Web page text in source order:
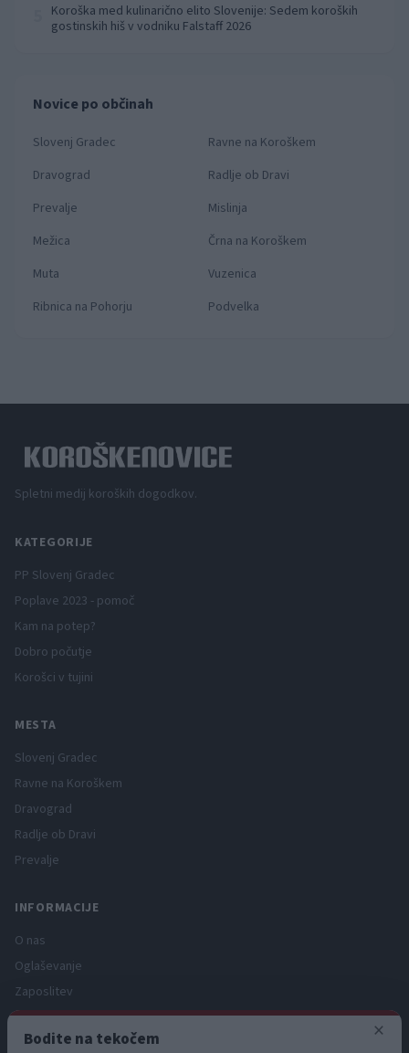
Koroška med kulinarično elito Slovenije: Sedem koroških
gostinskih hiš v vodniku Falstaff 2026
Novice po občinah
Slovenj Gradec
Ravne na Koroškem
Dravograd
Radlje ob Dravi
Prevalje
Mislinja
Mežica
Črna na Koroškem
Muta
Vuzenica
Ribnica na Pohorju
Podvelka
Spletni medij koroških dogodkov.
KATEGORIJE
PP Slovenj Gradec
Poplave 2023 - pomoč
Kam na potep?
Dobro počutje
Korošci v tujini
MESTA
Slovenj Gradec
Ravne na Koroškem
Dravograd
Radlje ob Dravi
Prevalje
INFORMACIJE
O nas
Oglaševanje
Zaposlitev
Pravno obvestilo
Zasebnost in piškotki
×
Bodite na tekočem